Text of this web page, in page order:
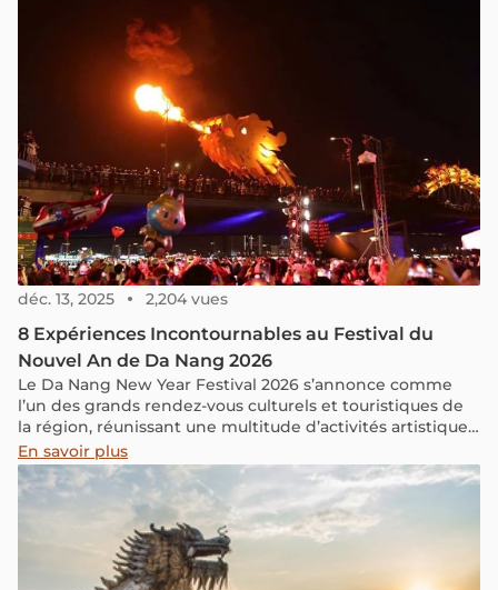
déc. 13, 2025 2,204 vues
8 Expériences Incontournables au Festival du
Nouvel An de Da Nang 2026
Le Da Nang New Year Festival 2026 s’annonce comme
l’un des grands rendez-vous culturels et touristiques de
la région, réunissant une multitude d’activités artistiques,
festives et interactives. L’événement se déroule sur cinq
jours, du 30 décembre 2025 au 3 janvier 2026, dans
plusieurs lieux emblématiques de la ville.
En savoir plus